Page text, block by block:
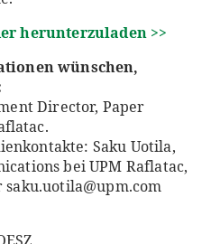
herunterzuladen >>
wünschen,
Director, Paper
Saku Uotila,
bei UPM Raflatac,
saku.uotila@upm.com